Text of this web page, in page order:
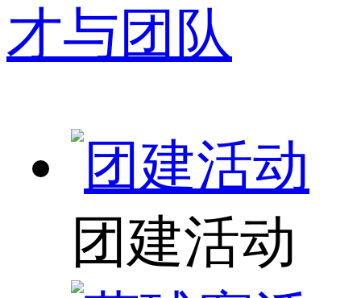
才与团队
团建活动